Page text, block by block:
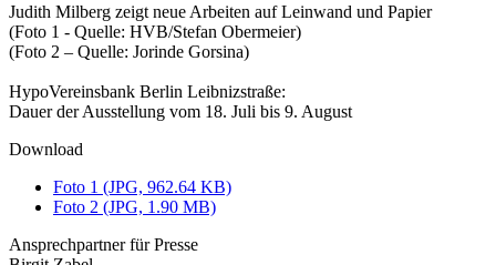
Judith Milberg zeigt neue Arbeiten auf Leinwand und Papier
(Foto 1 - Quelle: HVB/Stefan Obermeier)
(Foto 2 – Quelle: Jorinde Gorsina)
HypoVereinsbank Berlin Leibnizstraße:
Dauer der Ausstellung vom 18. Juli bis 9. August
Download
Foto 1 (JPG, 962.64 KB)
Foto 2 (JPG, 1.90 MB)
Ansprechpartner für Presse